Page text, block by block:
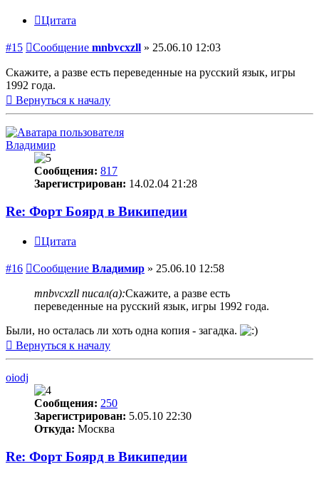
Цитата
#15 Сообщение mnbvcxzll » 25.06.10 12:03
Скажите, а разве есть переведенные на русский язык, игры
1992 года.
Вернуться к началу
Владимир
Сообщения: 817
Зарегистрирован: 14.02.04 21:28
Re: Форт Боярд в Википедии
Цитата
#16 Сообщение Владимир » 25.06.10 12:58
mnbvcxzll писал(а):Скажите, а разве есть
переведенные на русский язык, игры 1992 года.
Были, но осталась ли хоть одна копия - загадка.
Вернуться к началу
oiodj
Сообщения: 250
Зарегистрирован: 5.05.10 22:30
Откуда: Москва
Re: Форт Боярд в Википедии